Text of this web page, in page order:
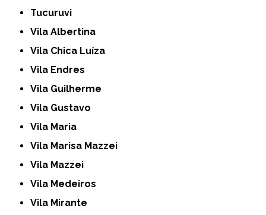
Tucuruvi
Vila Albertina
Vila Chica Luíza
Vila Endres
Vila Guilherme
Vila Gustavo
Vila Maria
Vila Marisa Mazzei
Vila Mazzei
Vila Medeiros
Vila Mirante